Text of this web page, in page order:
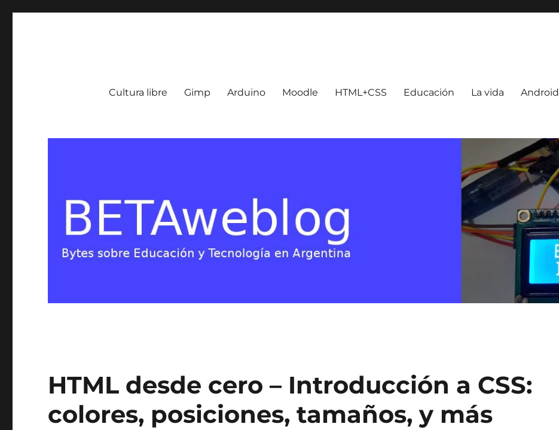
Cultura libre Gimp Arduino Moodle HTML+CSS Educación La vida Android
HTML desde cero – Introducción a CSS:
colores, posiciones, tamaños, y más